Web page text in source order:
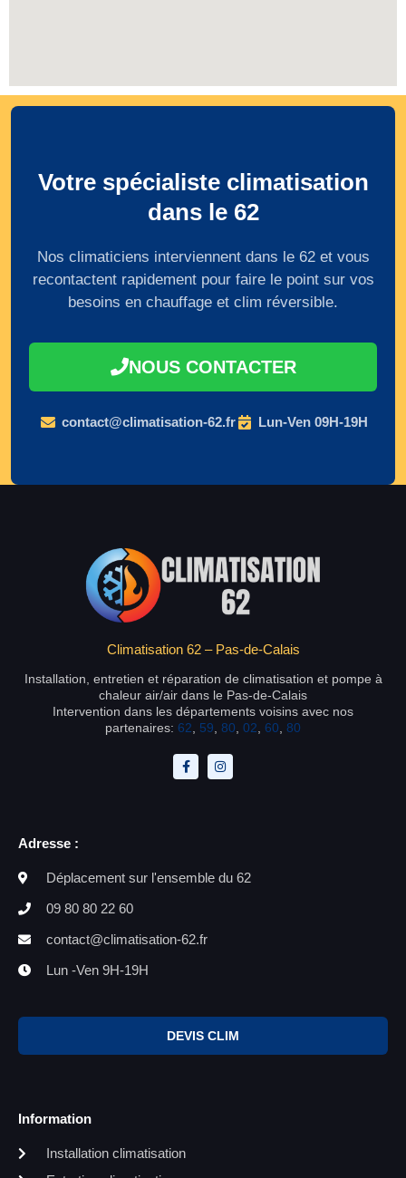
Votre spécialiste climatisation
dans le 62
Nos climaticiens interviennent dans le 62 et vous
recontactent rapidement pour faire le point sur vos
besoins en chauffage et clim réversible.
NOUS CONTACTER
contact@climatisation-62.fr Lun-Ven 09H-19H
Climatisation 62 – Pas-de-Calais
Installation, entretien et réparation de climatisation et pompe à
chaleur air/air dans le Pas-de-Calais
Intervention dans les départements voisins avec nos
partenaires: 62 59 80 02 60 80
Adresse :
Déplacement sur l'ensemble du 62
09 80 80 22 60
contact@climatisation-62.fr
Lun -Ven 9H-19H
DEVIS CLIM
Information
Installation climatisation